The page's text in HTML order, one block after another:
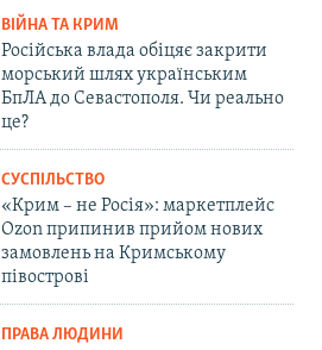
ВІЙНА ТА КРИМ
Російська влада обіцяє закрити
морський шлях українським
БпЛА до Севастополя. Чи реально
це?
СУСПІЛЬСТВО
«Крим – не Росія»: маркетплейс
Ozon припинив прийом нових
замовлень на Кримському
півострові
ПРАВА ЛЮДИНИ